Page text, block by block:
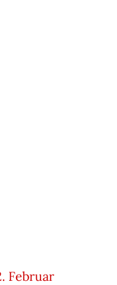
Februar